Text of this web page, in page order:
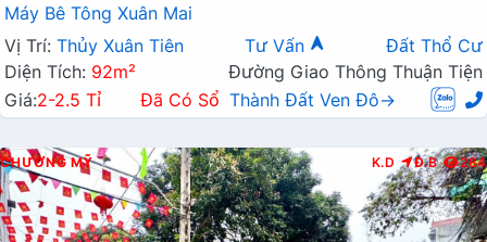
Máy Bê Tông Xuân Mai
Vị Trí: Thủy Xuân Tiên Tư Vấn
Đất Thổ Cư
Diện Tích: 92m²
Đường Giao Thông Thuận Tiện
Giá:2-2.5 Tỉ Đã Có Sổ Thành Đất Ven Đô→
CHƯƠNG MỸ K.D Đ.B 284